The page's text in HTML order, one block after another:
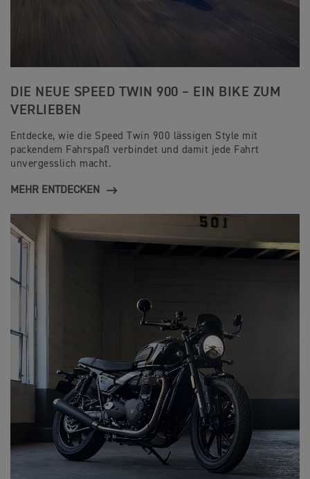
DIE NEUE SPEED TWIN 900 – EIN BIKE ZUM
VERLIEBEN
Entdecke, wie die Speed Twin 900 lässigen Style mit
packendem Fahrspaß verbindet und damit jede Fahrt
unvergesslich macht.
MEHR ENTDECKEN